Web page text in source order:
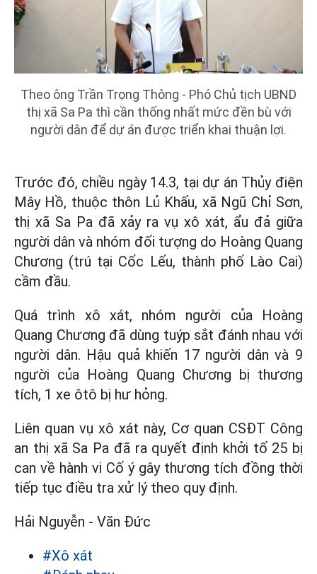
Theo ông Trần Trọng Thông - Phó Chủ tịch UBND
thị xã Sa Pa thì cần thống nhất mức đền bù với
người dân để dự án được triển khai thuận lợi.
Trước đó, chiều ngày 14.3, tại dự án Thủy điện
Mây Hồ, thuộc thôn Lủ Khấu, xã Ngũ Chỉ Sơn,
thị xã Sa Pa đã xảy ra vụ xô xát, ẩu đả giữa
người dân và nhóm đối tượng do Hoàng Quang
Chương (trú tại Cốc Lếu, thành phố Lào Cai)
cầm đầu.
Quá trình xô xát, nhóm người của Hoàng
Quang Chương đã dùng tuýp sắt đánh nhau với
người dân. Hậu quả khiến 17 người dân và 9
người của Hoàng Quang Chương bị thương
tích, 1 xe ôtô bị hư hỏng.
Liên quan vụ xô xát này, Cơ quan CSĐT Công
an thị xã Sa Pa đã ra quyết định khởi tố 25 bị
can về hành vi Cố ý gây thương tích đồng thời
tiếp tục điều tra xử lý theo quy định.
Hải Nguyễn - Văn Đức
#Xô xát